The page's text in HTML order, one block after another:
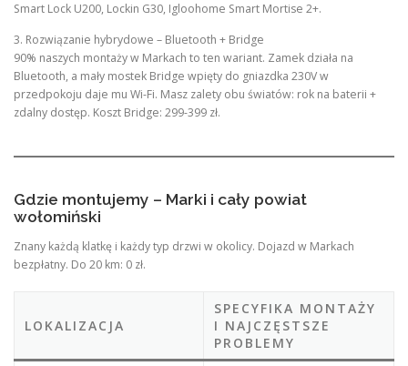
Smart Lock U200, Lockin G30, Igloohome Smart Mortise 2+.
3. Rozwiązanie hybrydowe – Bluetooth + Bridge
90% naszych montaży w Markach to ten wariant. Zamek działa na
Bluetooth, a mały mostek Bridge wpięty do gniazdka 230V w
przedpokoju daje mu Wi-Fi. Masz zalety obu światów: rok na baterii +
zdalny dostęp. Koszt Bridge: 299-399 zł.
Gdzie montujemy – Marki i cały powiat
wołomiński
Znany każdą klatkę i każdy typ drzwi w okolicy. Dojazd w Markach
bezpłatny. Do 20 km: 0 zł.
LOKALIZACJA
SPECYFIKA MONTAŻY
I NAJCZĘSTSZE
PROBLEMY